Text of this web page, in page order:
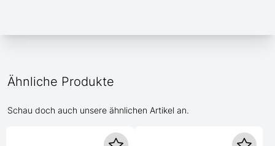
Ähnliche Produkte
Schau doch auch unsere ähnlichen Artikel an.